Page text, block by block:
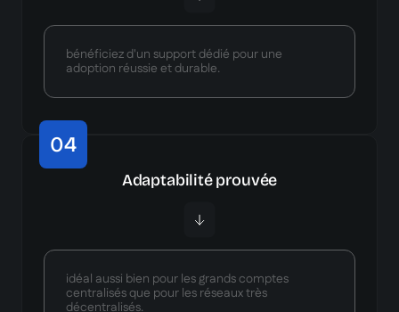
bénéficiez d'un support dédié pour une
adoption réussie et durable.
Adaptabilité prouvée
idéal aussi bien pour les grands comptes
centralisés que pour les réseaux très
décentralisés.
04